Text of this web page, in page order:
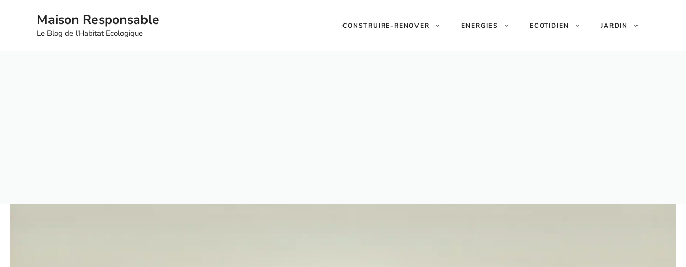
Maison Responsable
Le Blog de l'Habitat Ecologique
CONSTRUIRE-RENOVER ENERGIES ECOTIDIEN JARDIN